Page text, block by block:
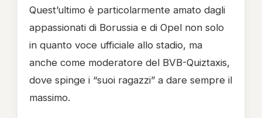
Quest’ultimo è particolarmente amato dagli
appassionati di Borussia e di Opel non solo
in quanto voce ufficiale allo stadio, ma
anche come moderatore del BVB-Quiztaxis,
dove spinge i “suoi ragazzi” a dare sempre il
massimo.